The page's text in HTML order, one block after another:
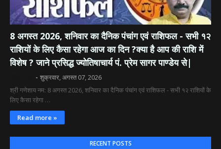
8 अगस्त 2026, शनिवार का दैनिक पंचांग एवं राशिफल - सभी १२
राशियों के लिए कैसा रहेगा आज का दिन ?क्या है आप की राशि में
विशेष ? जाने प्रसिद्ध ज्योतिषाचार्य पं. प्रेम सागर पाण्डेय से|
शुक्रवार, अगस्त 07, 2026
श्री गणेशाय नम: 8 अगस्त 2026, शनिवार का दैनिक पंचांग एवं राशिफल - सभी १२ राशियों के
लिए कैसा रहेगा …
Read more »
RECENT POSTS